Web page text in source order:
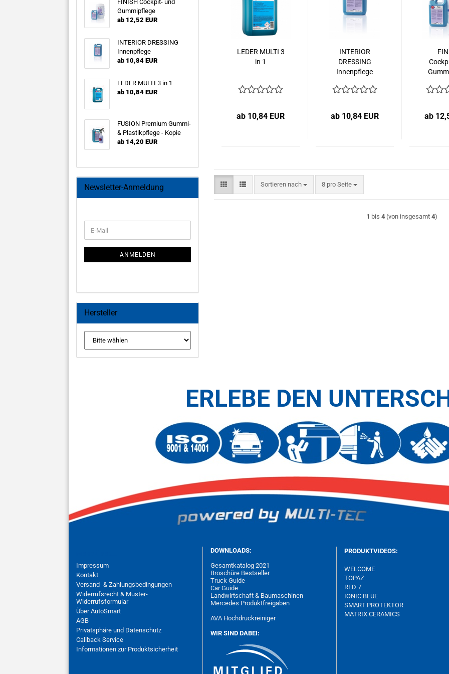
LEDER MULTI 3
in 1
ab 10,84 EUR
INTERIOR
DRESSING
Innenpflege
ab 10,84 EUR ab
Sortieren nach
Sortieren nach 8 pro Seite
pro Seite
1 bis 4 (von insgesamt 4)
FINISH Cockpit- und
Gummipflege
ab 12,52 EUR
INTERIOR DRESSING
Innenpflege
ab 10,84 EUR
LEDER MULTI 3 in 1
ab 10,84 EUR
FUSION Premium Gummi-
& Plastikpflege - Kopie
ab 14,20 EUR
Newsletter-Anmeldung
ZUR
ANMELDUNG
E-
Mail
ANMELDEN
Hersteller
ERLEBE DEN
Impressum
Kontakt
Versand- & Zahlungsbedingungen
Widerrufsrecht & Muster-
Widerrufsformular
Über AutoSmart
AGB
Privatsphäre und Datenschutz
Callback Service
Informationen zur Produktsicherheit
DOWNLOADS:
Gesamtkatalog 2021
Broschüre Bestseller
Truck Guide
Car Guide
Landwirtschaft & Baumaschinen
Mercedes Produktfreigaben
AVA Hochdruckreiniger
WIR SIND DABEI:
PRODUKTVIDEOS:
WELCOME
TOPAZ
RED 7
IONIC BLUE
SMART PROTEKTOR
MATRIX CERAMICS